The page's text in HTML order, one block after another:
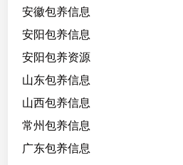
，
攻
拉
丁
安徽包养信息
安阳包养信息
安阳包养资源
山东包养信息
山西包养信息
常州包养信息
广东包养信息